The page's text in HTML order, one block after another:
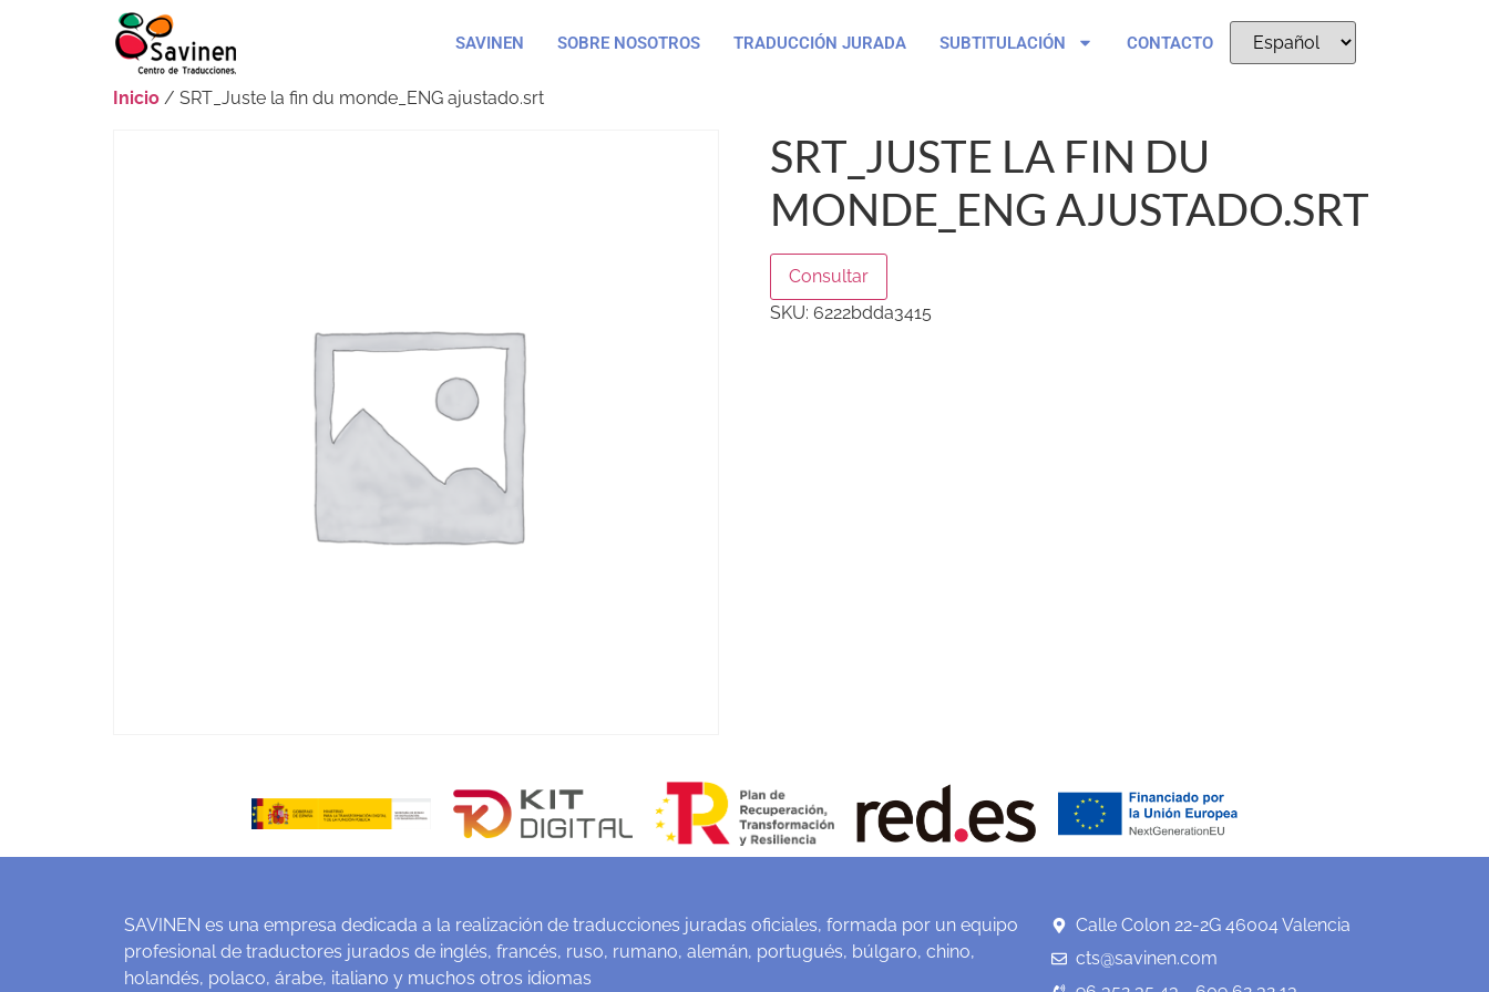
SAVINEN SOBRE NOSOTROS TRADUCCIÓN JURADA SUBTITULACIÓN CONTACTO
Inicio / SRT_Juste la fin du monde_ENG ajustado.srt
SRT_JUSTE LA FIN DU
MONDE_ENG AJUSTADO.SRT
Consultar
SKU: 6222bdda3415
SAVINEN es una empresa dedicada a la realización de traducciones juradas oficiales, formada por un equipo
profesional de traductores jurados de inglés, francés, ruso, rumano, alemán, portugués, búlgaro, chino,
holandés, polaco, árabe, italiano y muchos otros idiomas
Calle Colon 22-2G 46004 Valencia
cts@savinen.com